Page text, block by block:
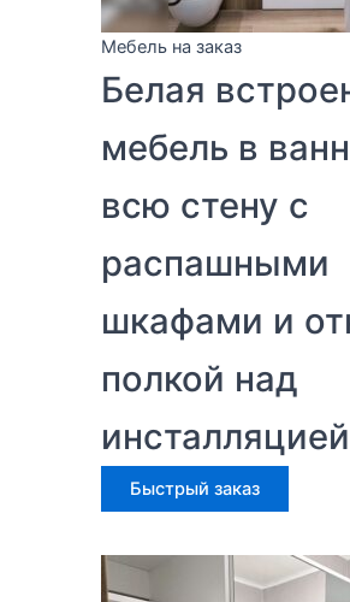
Мебель на заказ
Белая
мебель в
всю стену с
распашными
шкафами и
полкой над
инсталляцией
Быстрый заказ